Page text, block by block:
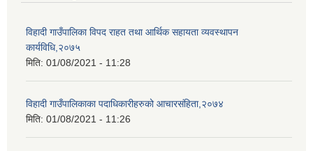
विहादी गाउँपालिका विपद राहत तथा आर्थिक सहायता व्यवस्थापन
कार्यविधि,२०७५
मिति: 01/08/2021 - 11:28
विहादी गाउँपालिकाका पदाधिकारीहरुको आचारसंहिता,२०७४
मिति: 01/08/2021 - 11:26